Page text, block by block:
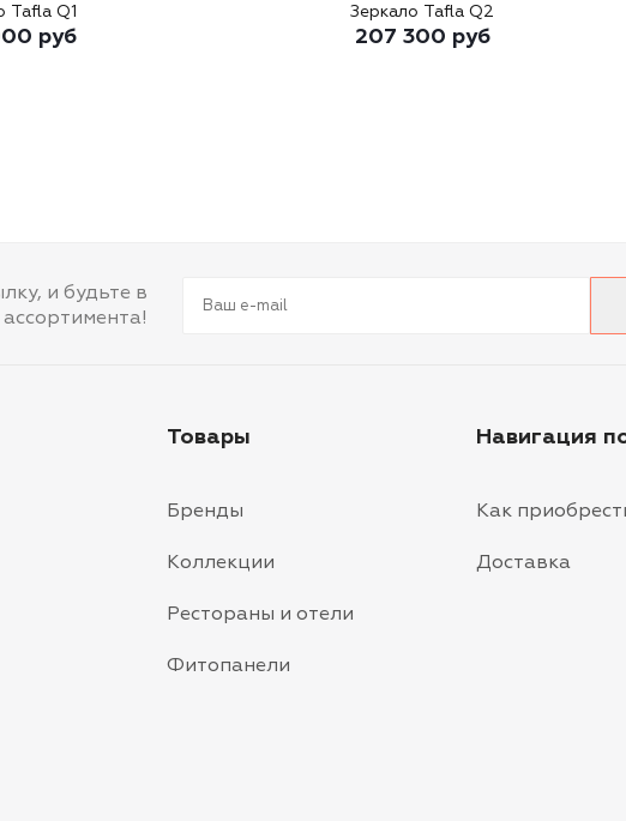
Tafla Q1
руб
Зеркало Tafla Q2
207 300 руб
и будьте в
Товары
Бренды
Коллекции
Рестораны и отели
Фитопанели
Навигация
Как
Доставка